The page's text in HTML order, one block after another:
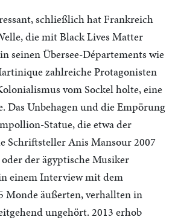
schließlich hat Frankreich
die mit Black Lives Matter
seinen Übersee-Départements wie
zahlreiche Protagonisten
vom Sockel holte, eine
Das Unbehagen und die Empörung
Statue, die etwa der
Schriftsteller Anis Mansour 2007
oder der ägyptische Musiker
einem Interview mit dem
Monde äußerten, verhallten in
ungehört. 2013 erhob